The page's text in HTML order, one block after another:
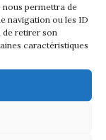
permettra de
navigation ou les ID
de retirer son
caractéristiques